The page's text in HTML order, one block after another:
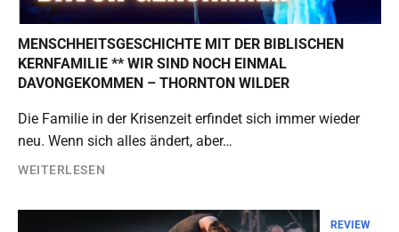
MENSCHHEITSGESCHICHTE MIT DER BIBLISCHEN
KERNFAMILIE ** WIR SIND NOCH EINMAL
DAVONGEKOMMEN – THORNTON WILDER
Die Familie in der Krisenzeit erfindet sich immer wieder
neu. Wenn sich alles ändert, aber…
WEITERLESEN
REVIEW